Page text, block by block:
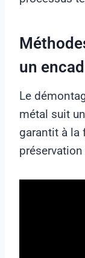
un
Le
métal suit
garantit à la